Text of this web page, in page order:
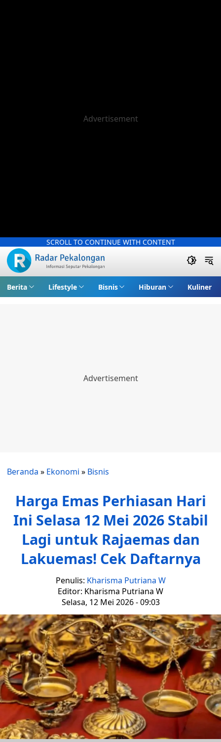
SCROLL TO CONTINUE WITH CONTENT
Berita Lifestyle Bisnis Hiburan Kuliner
Beranda » Ekonomi » Bisnis
Harga Emas Perhiasan Hari
Ini Selasa 12 Mei 2026 Stabil
Lagi untuk Rajaemas dan
Lakuemas! Cek Daftarnya
Penulis: Kharisma Putriana W
Editor: Kharisma Putriana W
Selasa, 12 Mei 2026 - 09:03